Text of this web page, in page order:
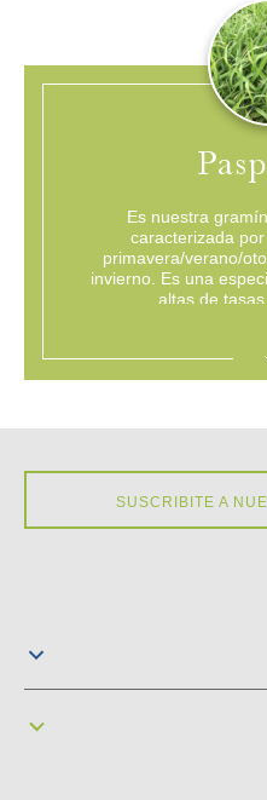
Es nuestra
caracterizada
primavera/verano/
invierno. Es una
altas de
SUSCRIBITE A